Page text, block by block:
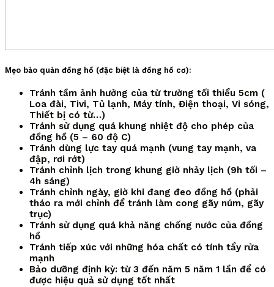
Mẹo bảo quản đồng hồ (đặc biệt là đồng hồ cơ):
Tránh tầm ảnh hưởng của từ trường tối thiểu 5cm (
Loa đài, Tivi, Tủ lạnh, Máy tính, Điện thoại, Vi sóng,
Thiết bị có từ…)
Tránh sử dụng quá khung nhiệt độ cho phép của
đồng hồ (5 – 60 độ C)
Tránh dùng lực tay quá mạnh (vung tay mạnh, va
đập, rơi rớt)
Tránh chỉnh lịch trong khung giờ nhảy lịch (9h tối –
4h sáng)
Tránh chỉnh ngày, giờ khi đang đeo đồng hồ (phải
tháo ra mới chỉnh để tránh làm cong gãy núm, gãy
trục)
Tránh sử dụng quá khả năng chống nước của đồng
hồ
Tránh tiếp xúc với những hóa chất có tính tẩy rửa
mạnh
Bảo dưỡng định kỳ: từ 3 đến năm 5 năm 1 lần để có
được hiệu quả sử dụng tốt nhất